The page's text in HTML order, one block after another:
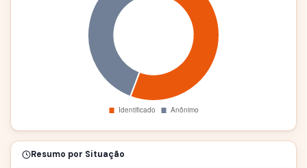
Resumo por Situação